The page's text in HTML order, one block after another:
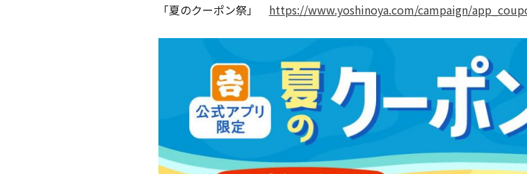
「夏のクーポン祭」 https://www.yoshinoya.com/campaign/